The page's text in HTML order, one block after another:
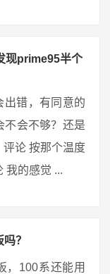
现prime95半个
出错，有同意的
不会不够？还是
论 按那个温度
我的感觉 ...
？
，100系还能用